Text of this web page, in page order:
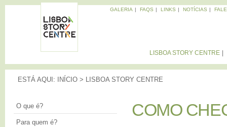
GALERIA FAQS LINKS NOTÍCIAS
LISBOA
STORY
CENTRE
LISBOA STORY CENTRE
ESTÁ AQUI
ESTÁ AQUI: INÍCIO > LISBOA STORY CENTRE
O que é?
Para quem é?
COMO
COMO